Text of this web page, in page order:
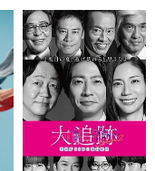
第68集
集 第72集
集 第76集
集 第80集
第84集